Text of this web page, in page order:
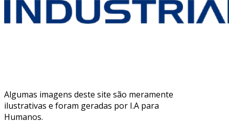
Algumas imagens deste site são meramente
ilustrativas e foram geradas por I.A para
Humanos.